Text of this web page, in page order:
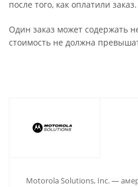
после того, как оплатили заказ.
Один заказ может содержать
стоимость не должна
Motorola Solutions, Inc. —